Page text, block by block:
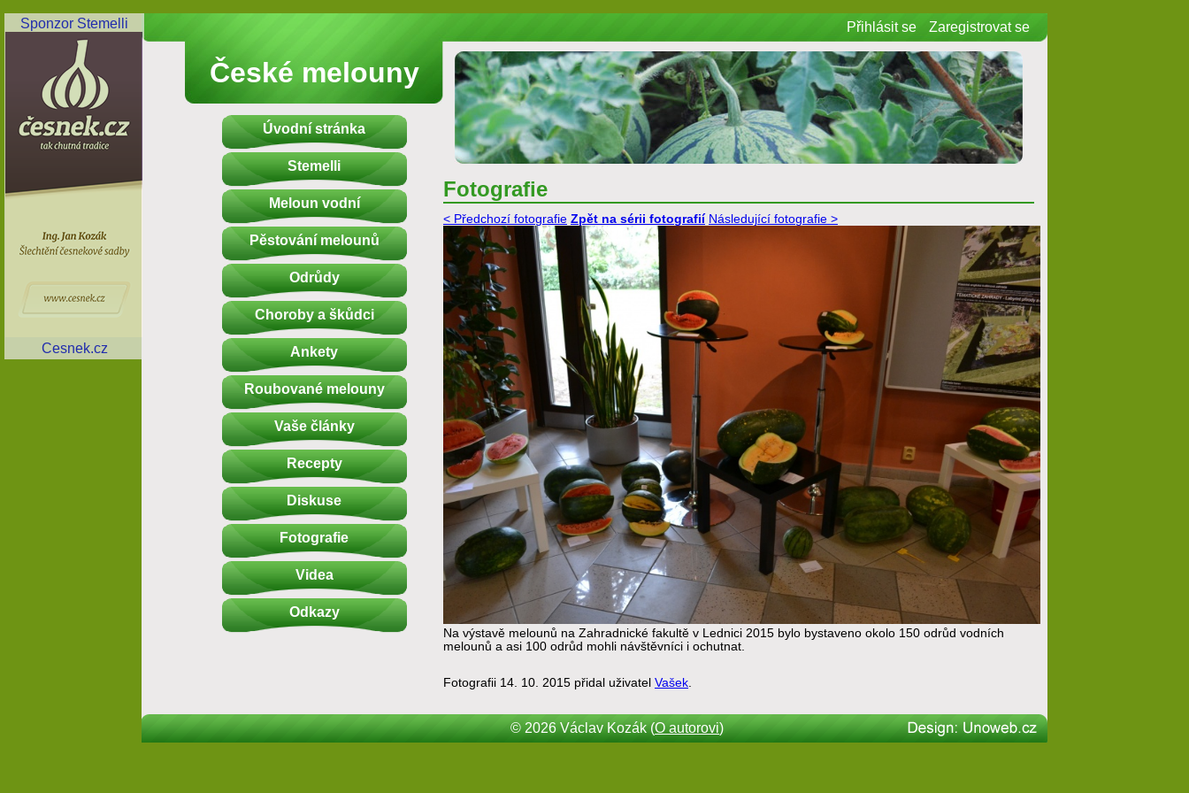
České melouny
Přihlásit se Zaregistrovat se
Úvodní stránka
Stemelli
Meloun vodní
Pěstování melounů
Odrůdy
Choroby a škůdci
Ankety
Roubované melouny
Vaše články
Recepty
Diskuse
Fotografie
Videa
Odkazy
Sponzor Stemelli
Cesnek.cz
Fotografie
< Předchozí fotografie Zpět na sérii fotografií Následující fotografie >
Na výstavě melounů na Zahradnické fakultě v Lednici 2015 bylo bystaveno okolo 150 odrůd vodních
melounů a asi 100 odrůd mohli návštěvníci i ochutnat.
Fotografii 14. 10. 2015 přidal uživatel Vašek
© 2026 Václav Kozák (O autorovi)